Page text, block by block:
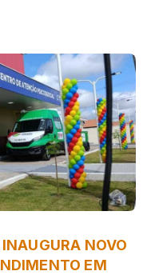
NOVO
EM